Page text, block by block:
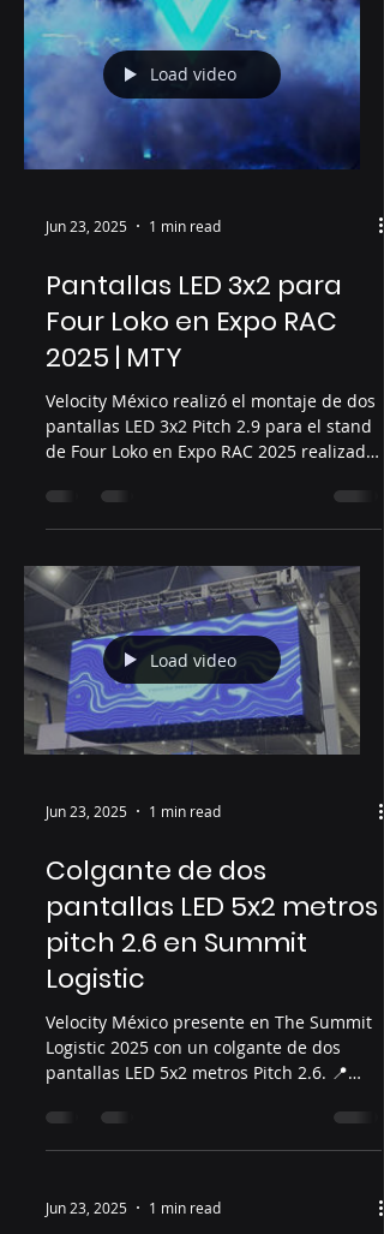
Load video
Jun 23, 2025 1 min read
Pantallas LED 3x2 para
Four Loko en Expo RAC
2025 | MTY
Velocity México realizó el montaje de dos
de Four Loko en Expo RAC 2025 realizado
en Cintermex,...
Load video
Jun 23, 2025 1 min read
Colgante de dos
pantallas LED 5x2 metros
pitch 2.6 en Summit
Logistic
Velocity México presente en The Summit
pantallas LED 5x2 metros Pitch 2.6. 📍
Centro Citibanamex